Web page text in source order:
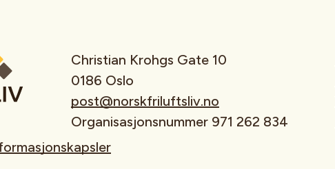
Christian Krohgs Gate 10
0186 Oslo
post@norskfriluftsliv.no
Organisasjonsnummer 971 262 834